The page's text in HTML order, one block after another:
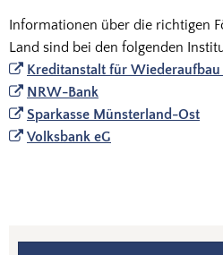
Informationen über die richtigen
Land sind bei den folgenden
Kreditanstalt für Wiederaufbau
NRW-Bank
Sparkasse Münsterland-Ost
Volksbank eG